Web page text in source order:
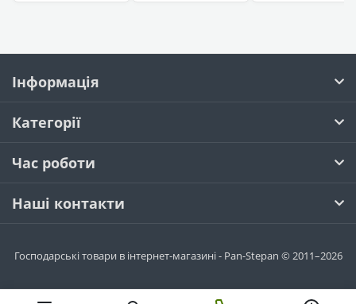
Інформація
Категорії
Час роботи
Наші контакти
Господарські товари в інтернет-магазині - Pan-Stepan © 2011–2026